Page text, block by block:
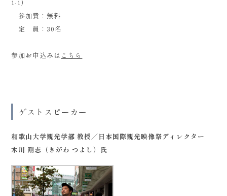
1-1）
参加費：無料
定 員：30名
参加お申込みは こちら
ゲストスピーカー
和歌山大学観光学部 教授／日本国際観光映像祭ディレクター
木川 剛志（きがわ つよし）氏